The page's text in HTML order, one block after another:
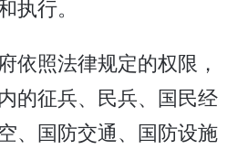
执行。
依照法律规定的权限，
的征兵、民兵、国民经
、国防交通、国防设施